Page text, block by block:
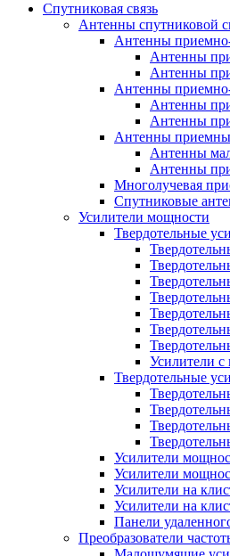
Спутниковая связь
Антенны спутниковой
Антенны
Антенны
Антенны
Антенны
Антенны
Антенны
Антенны
Антенны
Антенны
Многолучевая
Спутниковые
Усилители мощности
Твердотельные
Усилители с
Твердотельные
Усилители
Усилители
Усилители на
Усилители на
Панели
Преобразователи